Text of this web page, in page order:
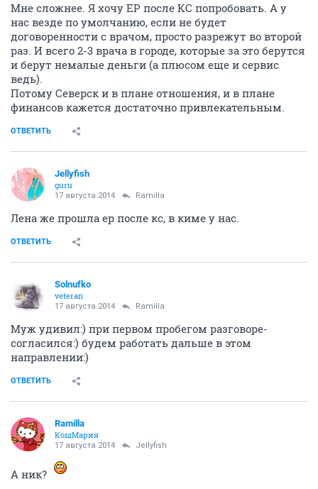
Мне сложнее. Я хочу ЕР после КС попробовать. А у
нас везде по умолчанию, если не будет
договоренности с врачом, просто разрежут во второй
раз. И всего 2-3 врача в городе, которые за это берутся
и берут немалые деньги (а плюсом еще и сервис
ведь).
Потому Северск и в плане отношения, и в плане
финансов кажется достаточно привлекательным.
ОТВЕТИТЬ
Jellyfish
guru
17 августа 2014 Ramilla
Лена же прошла ер после кс, в киме у нас.
ОТВЕТИТЬ
Solnufko
veteran
17 августа 2014 Ramilla
Муж удивил:) при первом пробегом разговоре-
согласился:) будем работать дальше в этом
направлении:)
ОТВЕТИТЬ
Ramilla
КошМария
17 августа 2014 Jellyfish
А ник?